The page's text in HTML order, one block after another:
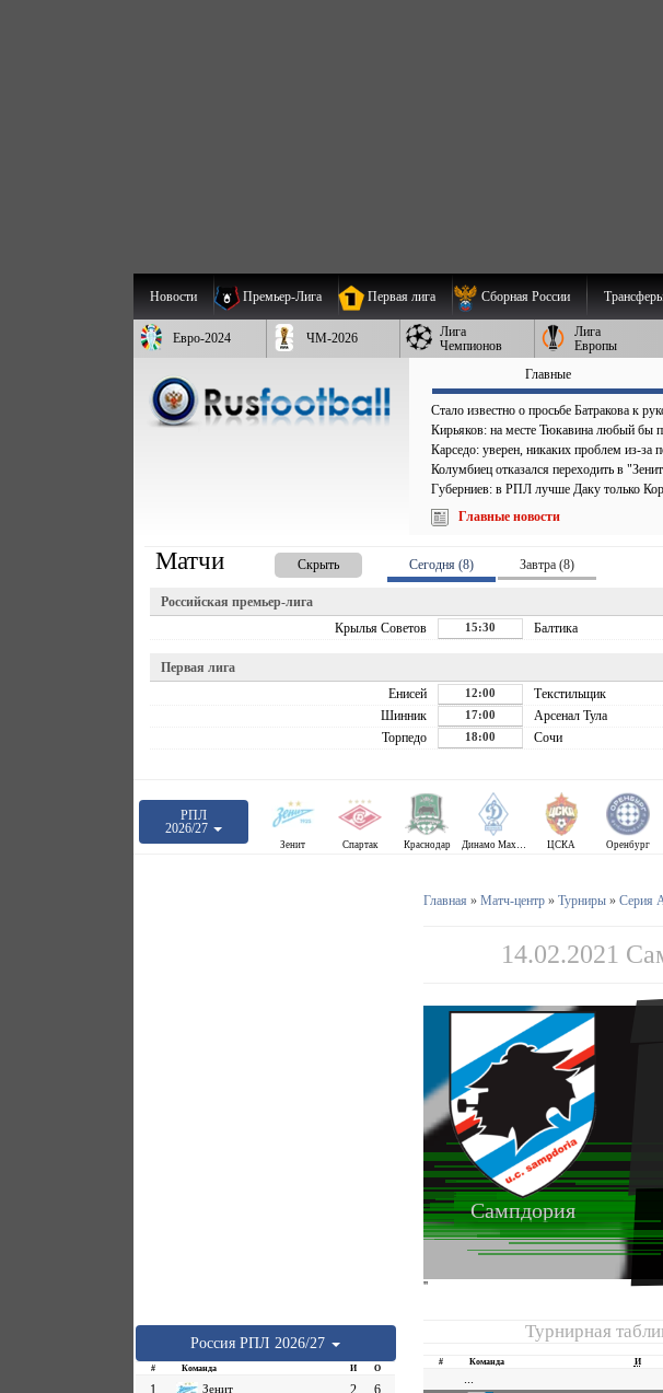
Новости Премьер-Лига Первая лига Сборная России
Евро-2024 ЧМ-2026
Лига
Чемпионов
Лига
Европы
Главные
Стало известно о просьбе Батракова к
Кирьяков: на месте Тюкавина любый бы
Карседо: уверен, никаких проблем из-за
Колумбиец отказался переходить в
Губерниев: в РПЛ лучше Даку только
Главные новости
Матчи Скрыть Сегодня (8) Завтра (8)
Российская премьер-лига
Крылья Советов 15:30 Балтика
Первая лига
Енисей 12:00 Текстильщик
Шинник 17:00 Арсенал Тула
Торпедо 18:00 Сочи
РПЛ
2026/27
Зенит Спартак Краснодар Динамо Махачкала ЦСКА Оренбург
Россия РПЛ 2026/27
# Команда И О
1 Зенит 2
6
Главная » Матч-центр» Турниры» Серия
14.02.2021
Сампдория
''
Турнирная
# Команда И
...